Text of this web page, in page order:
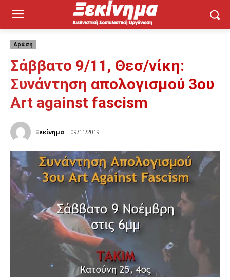
Δράση
Σάββατο 9/11, Θεσ/νίκη:
Συνάντηση απολογισμού 3ου
Art against fascism
Ξεκίνημα 09/11/2019